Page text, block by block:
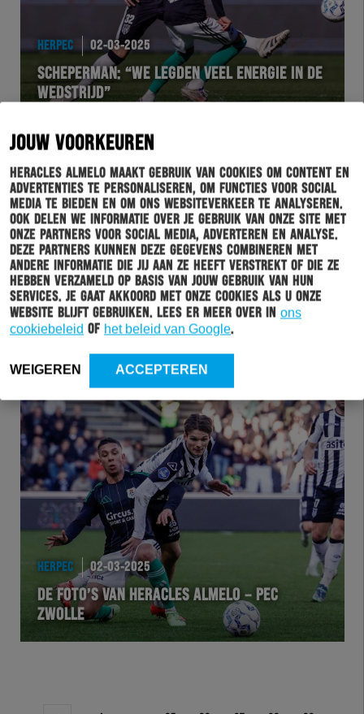
JOUW VOORKEUREN
Heracles Almelo maakt gebruik van cookies om content en
advertenties te personaliseren, om functies voor social
media te bieden en om ons websiteverkeer te analyseren.
Ook delen we informatie over je gebruik van onze site met
onze partners voor social media, adverteren en analyse.
Deze partners kunnen deze gegevens combineren met
andere informatie die jij aan ze heeft verstrekt of die ze
hebben verzameld op basis van jouw gebruik van hun
services. Je gaat akkoord met onze cookies als u onze
website blijft gebruiken. Lees er meer over in ons
cookiebeleid of het beleid van Google.
WEIGEREN ACCEPTEREN
HERPEC 02-03-2025
SCHEPERMAN: “WE LEGDEN VEEL ENERGIE IN DE
WEDSTRIJD”
HERPEC 02-03-2025
TALVITIE: “WE HADDEN DE WEDSTRIJD ONDER
CONTROLE”
HERPEC 02-03-2025
DE FOTO’S VAN HERACLES ALMELO – PEC
ZWOLLE